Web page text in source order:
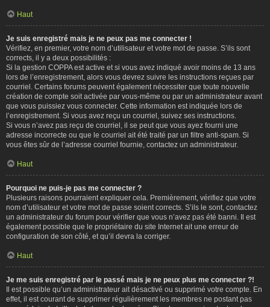
Haut
Je suis enregistré mais je ne peux pas me connecter !
Vérifiez, en premier, votre nom d’utilisateur et votre mot de passe. S’ils sont
corrects, il y a deux possibilités :
Si la gestion COPPA est active et si vous avez indiqué avoir moins de 13 ans
lors de l’enregistrement, alors vous devrez suivre les instructions reçues par
courriel. Certains forums peuvent également nécessiter que toute nouvelle
création de compte soit activée par vous-même ou par un administrateur avant
que vous puissiez vous connecter. Cette information est indiquée lors de
l’enregistrement. Si vous avez reçu un courriel, suivez ses instructions.
Si vous n’avez pas reçu de courriel, il se peut que vous ayez fourni une
adresse incorrecte ou que le courriel ait été traité par un filtre anti-spam. Si
vous êtes sûr de l’adresse courriel fournie, contactez un administrateur.
Haut
Pourquoi ne puis-je pas me connecter ?
Plusieurs raisons pourraient expliquer cela. Premièrement, vérifiez que votre
nom d’utilisateur et votre mot de passe soient corrects. S’ils le sont, contactez
un administrateur du forum pour vérifier que vous n’avez pas été banni. Il est
également possible que le propriétaire du site Internet ait une erreur de
configuration de son côté, et qu’il devra la corriger.
Haut
Je me suis enregistré par le passé mais je ne peux plus me connecter ?!
Il est possible qu’un administrateur ait désactivé ou supprimé votre compte. En
effet, il est courant de supprimer régulièrement les membres ne postant pas